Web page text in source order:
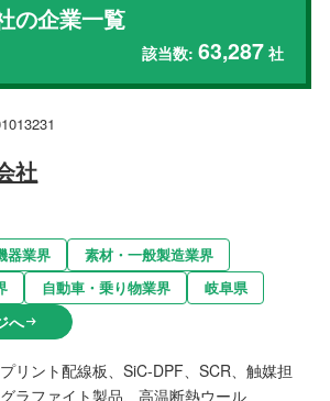
の企業一覧
該当数: 63,287社
社
器業界
素材・一般製造業界
自動車・乗り物業界 岐阜県
へarrow_right_alt
リント配線板、SiC-DPF、SCR、触媒担
ラファイト製品、高温断熱ウール